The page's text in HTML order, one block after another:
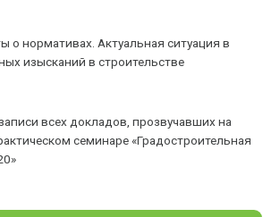
о нормативах. Актуальная ситуация в
изысканий в строительстве
всех докладов, прозвучавших на
семинаре «Градостроительная